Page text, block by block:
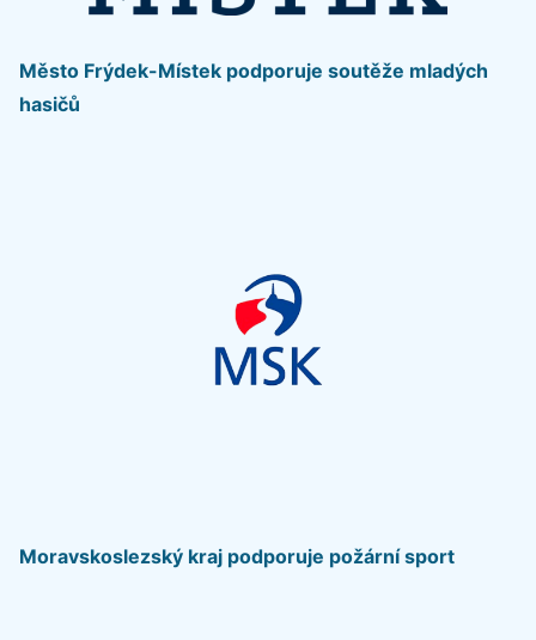
Město Frýdek-Místek podporuje soutěže mladých
hasičů
Moravskoslezský kraj podporuje požární sport